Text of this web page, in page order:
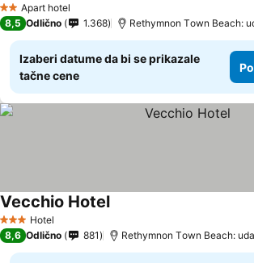
2 Zvezdice
Apart hotel
8,5 Odlično 1.368 Rethymnon Τown Beach:
Izaberi datume da bi se prikazale
tačne cene
3 Zvezdice
Hotel
Vecchio Hotel
8,6 Odlično 881 Rethymnon Τown Beach: